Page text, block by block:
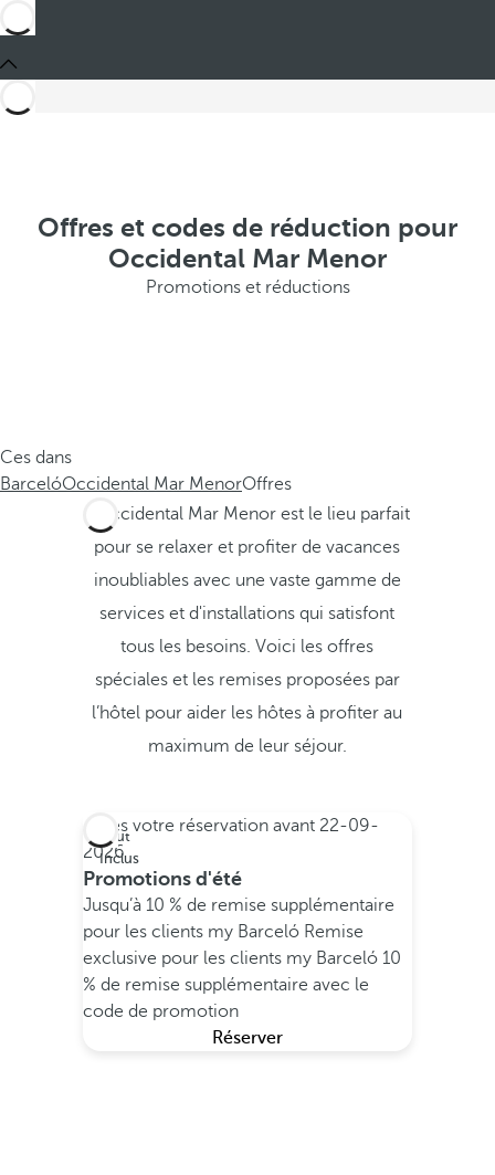
Offres et codes de réduction pour
Occidental Mar Menor
Promotions et réductions
Ces dans
BarcelóOccidental Mar MenorOffres
L'Occidental Mar Menor est le lieu parfait
pour se relaxer et profiter de vacances
inoubliables avec une vaste gamme de
services et d'installations qui satisfont
tous les besoins. Voici les offres
spéciales et les remises proposées par
l’hôtel pour aider les hôtes à profiter au
maximum de leur séjour.
Tout
Inclus
Faites votre réservation avant 22-09-
2026
Promotions d'été
Jusqu’à 10 % de remise supplémentaire
pour les clients my Barceló Remise
exclusive pour les clients my Barceló 10
% de remise supplémentaire avec le
code de promotion
Réserver